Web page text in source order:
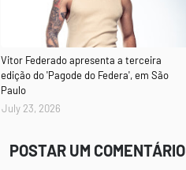
Vitor Federado apresenta a terceira
edição do 'Pagode do Federa', em São
Paulo
July 23, 2026
POSTAR UM COMENTÁRIO